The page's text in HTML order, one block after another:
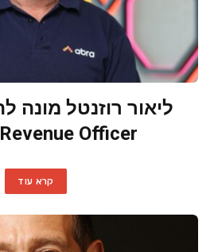
Revenue Officer באברא
קרא עוד